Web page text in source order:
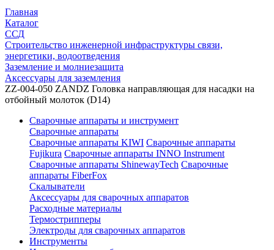
Главная
Каталог
ССД
Строительство инженерной инфраструктуры связи,
энергетики, водоотведения
Заземление и молниезащита
Аксессуары для заземления
ZZ-004-050 ZANDZ Головка направляющая для насадки на
отбойный молоток (D14)
Сварочные аппараты и инструмент
Сварочные аппараты
Сварочные аппараты KIWI Сварочные аппараты
Fujikura Сварочные аппараты INNO Instrument
Сварочные аппараты ShinewayTech Cварочные
аппараты FiberFox
Скалыватели
Аксессуары для сварочных аппаратов
Расходные материалы
Термострипперы
Электроды для сварочных аппаратов
Инструменты